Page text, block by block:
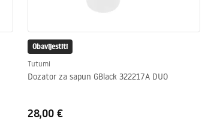
Obavijestiti
Tutumi
Dozator za sapun GBlack 322217A DUO
28,00 €